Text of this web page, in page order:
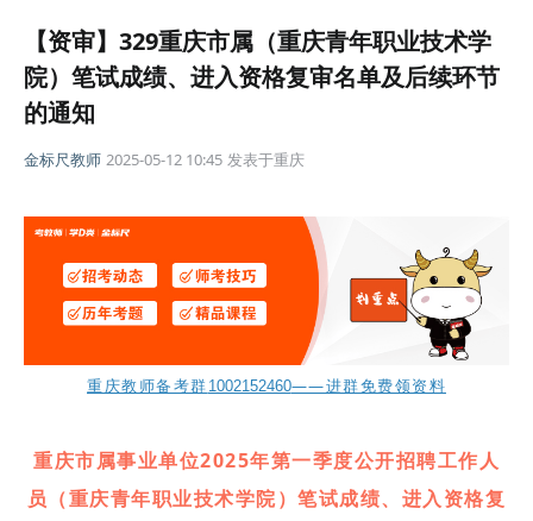
【资审】329重庆市属（重庆青年职业技术学
院）笔试成绩、进入资格复审名单及后续环节
的通知
金标尺教师 2025-05-12 10:45 发表于重庆
重庆教师备考群 1002152460——进群免费领资料
重庆市属事业单位2025年第一季度公开招聘工作人
员（重庆青年职业技术学院）笔试成绩、进入资格复